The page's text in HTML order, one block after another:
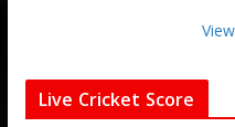
Live Cricket Score